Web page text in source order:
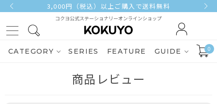
3,000円（税込）以上ご購入で送料無料
コクヨ公式ステーショナリーオンラインショップ
CATEGORY SERIES FEATURE GUIDE 0
商品レビュー